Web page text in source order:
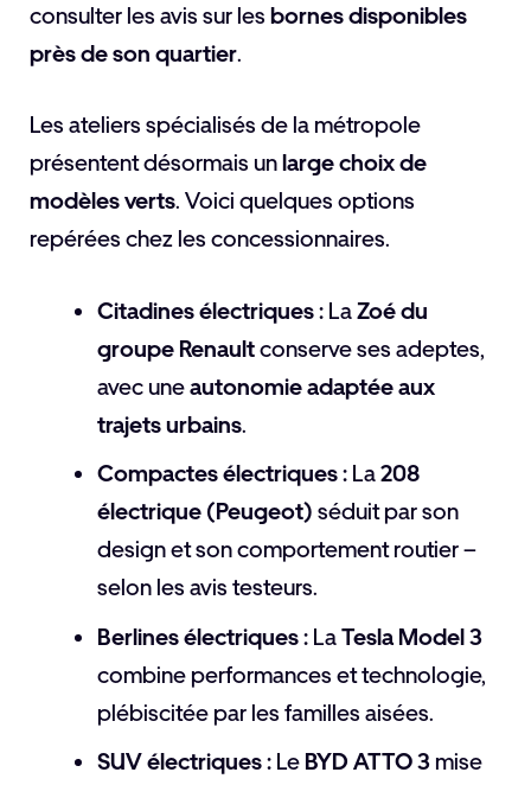
consulter les avis sur les bornes disponibles
près de son quartier.
Les ateliers spécialisés de la métropole
présentent désormais unlarge choix de
modèles verts. Voici quelques options
repérées chez les concessionnaires.
Citadines électriques : LaZoé du
groupe Renaultconserve ses adeptes,
avec uneautonomie adaptée aux
trajets urbains.
Compactes électriques : La208
électrique (Peugeot) séduit par son
design et son comportement routier –
selon les avis testeurs.
Berlines électriques : LaTesla Model 3
combine performances et technologie,
plébiscitée par les familles aisées.
SUV électriques : Le BYD ATTO 3 mise